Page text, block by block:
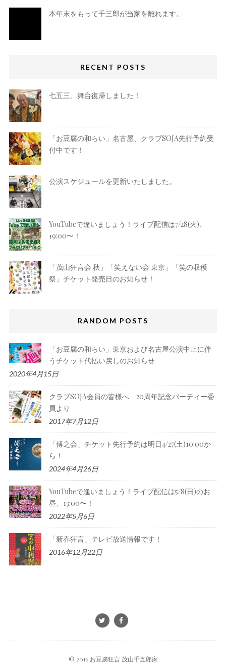
本年末をもって千三郎が当家を離れます。
RECENT POSTS
七五三、舞台復帰しました！
「お豆腐の和らい」名古屋、クラブSOJA先行予約受
付中です！
公演スケジュールを更新いたしました。
YouTubeで逢いましょう！ライブ配信は7/28(火)、
19:00〜！
「茂山狂言会 秋」「笑えない会 東京」「笑の収穫
祭」チケット発売日のお知らせ！
RANDOM POSTS
「お豆腐の和らい」東京および名古屋公演中止に伴
うチケット代払い戻しのお知らせ
2020年4月15日
クラブSOJA会員の皆様へ 20周年記念パーティー委
員より
2017年7月12日
「傅之会」チケット先行予約は明日4/27(土)10:00か
ら！
2024年4月26日
YouTubeで逢いましょう！ライブ配信は5/8(日)のお
昼、13:00〜！
2022年5月6日
「新春狂言」テレビ放送情報です！
2016年12月22日
© 2016 お豆腐狂言 茂山千五郎家